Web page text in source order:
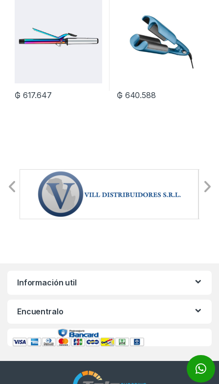
₲ 617.647 ₲ 640.588
Información util
Encuentralo